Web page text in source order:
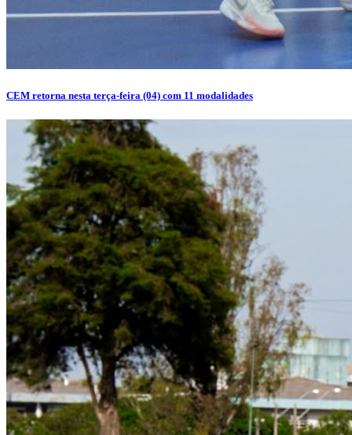
CEM retorna nesta terça-feira (04) com 11 modalidades